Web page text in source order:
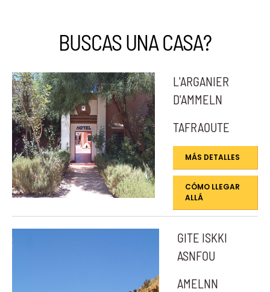
BUSCAS UNA CASA?
L'ARGANIER
D'AMMELN
TAFRAOUTE
MÁS DETALLES
CÓMO LLEGAR
ALLÁ
GITE ISKKI
ASNFOU
AMELNN